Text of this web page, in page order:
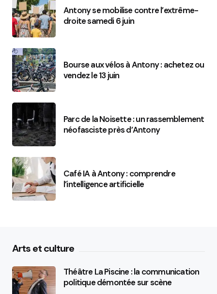
Antony se mobilise contre l’extrême-
droite samedi 6 juin
Bourse aux vélos à Antony : achetez ou
vendez le 13 juin
Parc de la Noisette : un rassemblement
néofasciste près d’Antony
Café IA à Antony : comprendre
l’intelligence artificielle
Arts et culture
Théâtre La Piscine : la communication
politique démontée sur scène